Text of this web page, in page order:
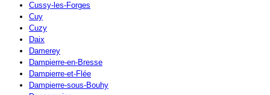
Cussy-les-Forges
Cuy
Cuzy
Daix
Damerey
Dampierre-en-Bresse
Dampierre-et-Flée
Dampierre-sous-Bouhy